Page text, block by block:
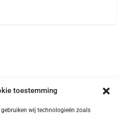
toestemming
wij technologieën zoals